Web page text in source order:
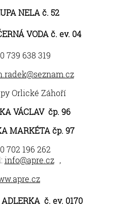
NELA č. 52
VODA č. ev. 04
739 638 319
Orlické Záhoří
VÁCLAV čp. 96
MARKÉTA čp. 97
702 196 262
info@apre.cz ,
č. ev. 0170